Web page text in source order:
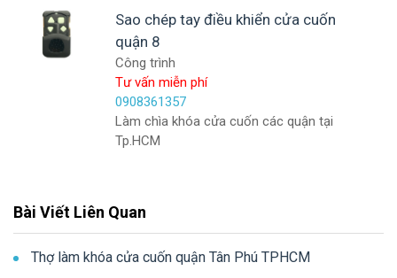
Sao chép tay điều khiển cửa cuốn
quận 8
Công trình
Tư vấn miễn phí
0908361357
Làm chìa khóa cửa cuốn các quận tại
Tp.HCM
Bài Viết Liên Quan
Thợ làm khóa cửa cuốn quận Tân Phú TPHCM